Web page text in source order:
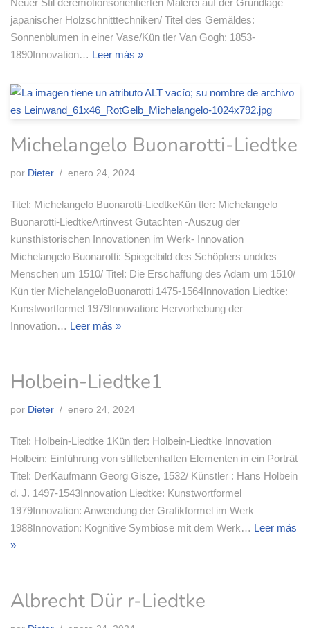
japanischer Holzschnitttechniken/ Titel des Gemäldes:
Sonnenblumen in einer Vase/Kün tler Van Gogh: 1853-
1890Innovation… Leer más »
Michelangelo Buonarotti-Liedtke
por Dieter enero 24, 2024
Titel: Michelangelo Buonarotti-LiedtkeKün tler: Michelangelo
Buonarotti-LiedtkeArtinvest Gutachten -Auszug der
kunsthistorischen Innovationen im Werk- Innovation
Michelangelo Buonarotti: Spiegelbild des Schöpfers unddes
Menschen um 1510/ Titel: Die Erschaffung des Adam um 1510/
Kün tler MichelangeloBuonarotti 1475-1564Innovation Liedtke:
Kunstwortformel 1979Innovation: Hervorhebung der
Innovation… Leer más »
Holbein-Liedtke1
por Dieter enero 24, 2024
Titel: Holbein-Liedtke 1Kün tler: Holbein-Liedtke Innovation
Holbein: Einführung von stilllebenhaften Elementen in ein Porträt
Titel: DerKaufmann Georg Gisze, 1532/ Künstler : Hans Holbein
d. J. 1497-1543Innovation Liedtke: Kunstwortformel
1979Innovation: Anwendung der Grafikformel im Werk
1988Innovation: Kognitive Symbiose mit dem Werk… Leer más
»
Albrecht Dür r-Liedtke